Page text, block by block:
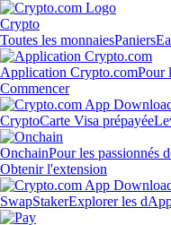
Crypto
Toutes les monnaiesPaniers
Application Crypto.comPour
Commencer
CryptoCarte Visa prépayée
OnchainPour les passionnés
Obtenir l'extension
SwapStakerExplorer les